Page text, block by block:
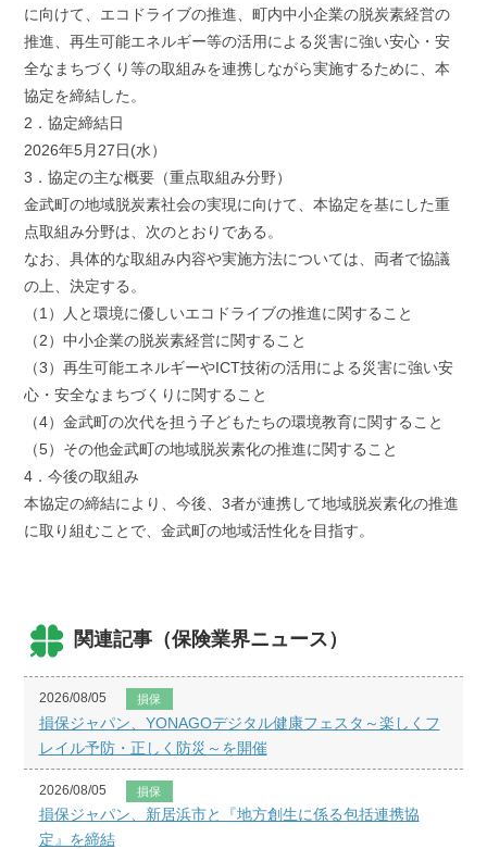
に向けて、エコドライブの推進、町内中小企業の脱炭素経営の
推進、再生可能エネルギー等の活用による災害に強い安心・安
全なまちづくり等の取組みを連携しながら実施するために、本
協定を締結した。
2．協定締結日
2026年5月27日(水）
3．協定の主な概要（重点取組み分野）
金武町の地域脱炭素社会の実現に向けて、本協定を基にした重
点取組み分野は、次のとおりである。
なお、具体的な取組み内容や実施方法については、両者で協議
の上、決定する。
（1）人と環境に優しいエコドライブの推進に関すること
（2）中小企業の脱炭素経営に関すること
（3）再生可能エネルギーやICT技術の活用による災害に強い安
心・安全なまちづくりに関すること
（4）金武町の次代を担う子どもたちの環境教育に関すること
（5）その他金武町の地域脱炭素化の推進に関すること
4．今後の取組み
本協定の締結により、今後、3者が連携して地域脱炭素化の推進
に取り組むことで、金武町の地域活性化を目指す。
関連記事（保険業界ニュース）
2026/08/05 損保
損保ジャパン、YONAGOデジタル健康フェスタ～楽しくフ
レイル予防・正しく防災～を開催
2026/08/05 損保
損保ジャパン、新居浜市と『地方創生に係る包括連携協
定』を締結